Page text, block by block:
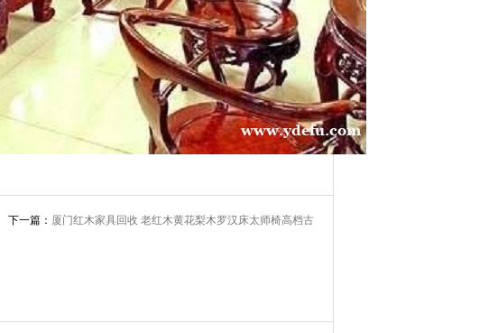
下一篇： 厦门红木家具回收 老红木黄花梨木罗汉床太师椅高档古